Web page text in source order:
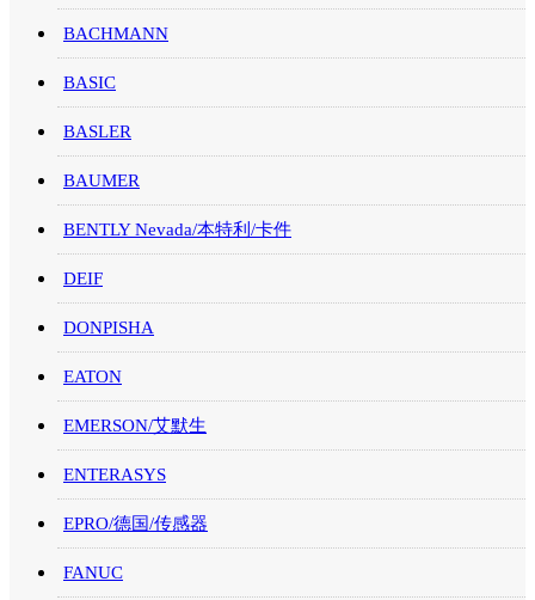
BACHMANN
BASIC
BASLER
BAUMER
BENTLY Nevada/本特利/卡件
DEIF
DONPISHA
EATON
EMERSON/艾默生
ENTERASYS
EPRO/德国/传感器
FANUC